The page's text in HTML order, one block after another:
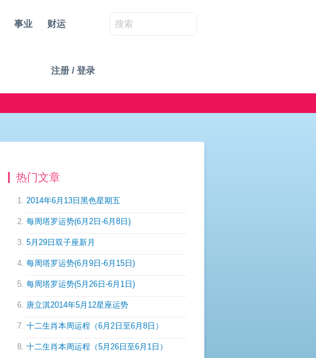
事业 财运
注册 / 登录
热门文章
2014年6月13日黑色星期五
每周塔罗运势(6月2日-6月8日)
5月29日双子座新月
每周塔罗运势(6月9日-6月15日)
每周塔罗运势(5月26日-6月1日)
唐立淇2014年5月12星座运势
十二生肖本周运程（6月2日至6月8日）
十二生肖本周运程（5月26日至6月1日）